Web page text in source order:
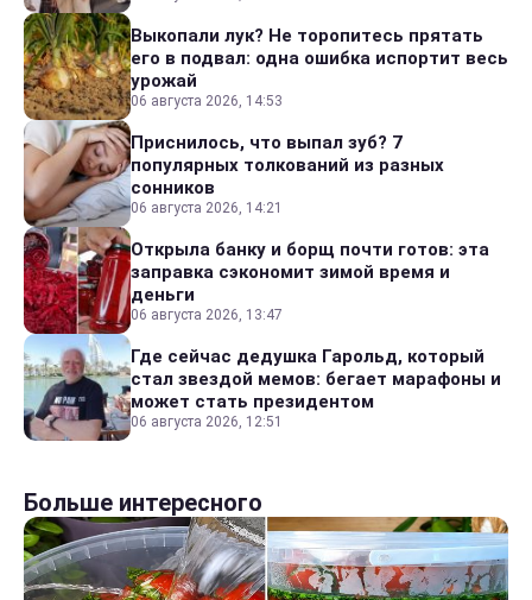
Выкопали лук? Не торопитесь прятать
его в подвал: одна ошибка испортит весь
урожай
06 августа 2026, 14:53
Приснилось, что выпал зуб? 7
популярных толкований из разных
сонников
06 августа 2026, 14:21
Открыла банку и борщ почти готов: эта
заправка сэкономит зимой время и
деньги
06 августа 2026, 13:47
Где сейчас дедушка Гарольд, который
стал звездой мемов: бегает марафоны и
может стать президентом
06 августа 2026, 12:51
Больше интересного